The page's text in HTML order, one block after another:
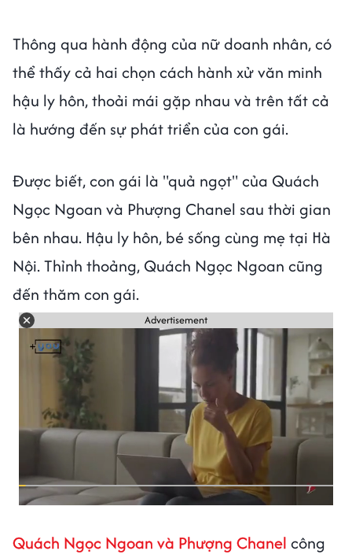
Thông qua hành động của nữ doanh nhân, có
thể thấy cả hai chọn cách hành xử văn minh
hậu ly hôn, thoải mái gặp nhau và trên tất cả
là hướng đến sự phát triển của con gái.
Được biết, con gái là "quả ngọt" của Quách
Ngọc Ngoan và Phượng Chanel sau thời gian
bên nhau. Hậu ly hôn, bé sống cùng mẹ tại Hà
Nội. Thỉnh thoảng, Quách Ngọc Ngoan cũng
đến thăm con gái.
Advertisement
Quách Ngọc Ngoan và Phượng Chanel công